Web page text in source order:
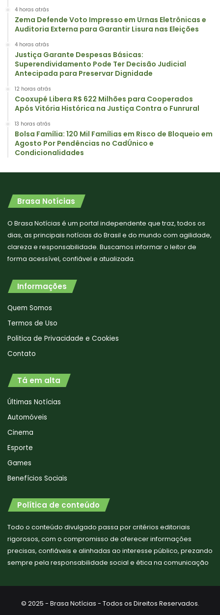
4 horas atrás
Zema Defende Voto Impresso em Urnas Eletrônicas e
Auditoria Externa para Garantir Lisura nas Eleições
4 horas atrás
Justiça Garante Despesas Básicas:
Superendividamento Pode Ter Decisão Judicial
Antecipada para Preservar Dignidade
12 horas atrás
Cooxupé Libera R$ 622 Milhões para Cooperados
Após Vitória Histórica na Justiça Contra o Funrural
13 horas atrás
Bolsa Família: 120 Mil Famílias em Risco de Bloqueio em
Agosto Por Pendências no CadÚnico e
Condicionalidades
Brasa Notícias
O Brasa Notícias é um portal independente que traz, todos os
dias, as principais notícias do Brasil e do mundo com agilidade,
clareza e responsabilidade. Buscamos informar o leitor de
forma acessível, confiável e atualizada.
Informações
Quem Somos
Termos de Uso
Politica de Privacidade e Cookies
Contato
Tá em alta
Últimas Notícias
Automóveis
Cinema
Esporte
Games
Benefícios Sociais
Política de conteúdo
Todo o conteúdo divulgado passa por critérios editoriais
rigorosos, com o compromisso de oferecer informações
precisas, confiáveis e alinhadas ao interesse público, prezando
sempre pela responsabilidade social e ética na comunicação
© 2025 - Brasa Notícias - Todos os Direitos Reservados.